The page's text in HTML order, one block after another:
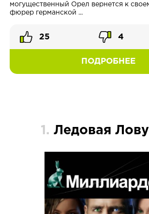
могущественный Орел вернется к
фюрер германской ...
ПОДРОБНЕЕ
25 4
1. Ледовая